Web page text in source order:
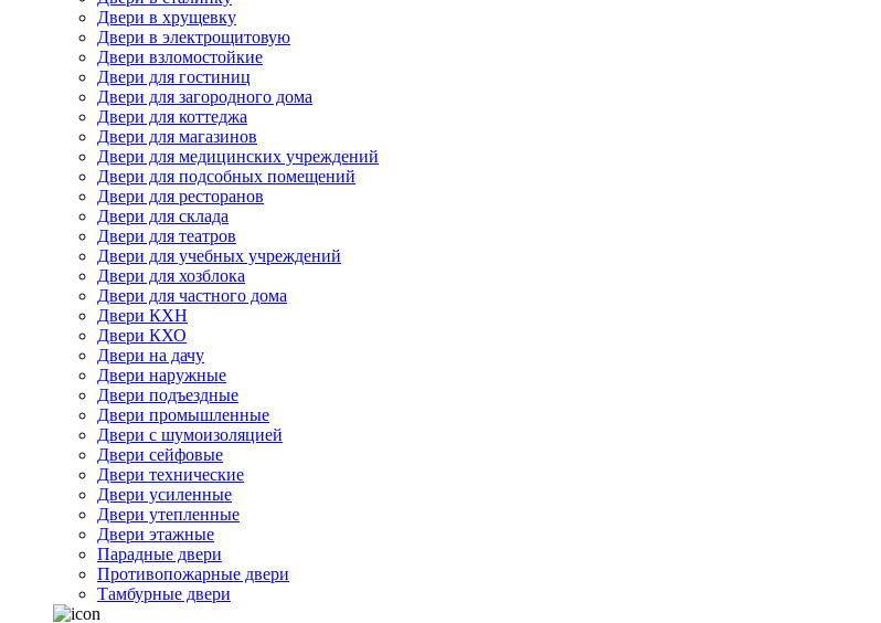
Двери в хрущевку
Двери в электрощитовую
Двери взломостойкие
Двери для гостиниц
Двери для загородного дома
Двери для коттеджа
Двери для магазинов
Двери для медицинских учреждений
Двери для подсобных помещений
Двери для ресторанов
Двери для склада
Двери для театров
Двери для учебных учреждений
Двери для хозблока
Двери для частного дома
Двери КХН
Двери КХО
Двери на дачу
Двери наружные
Двери подъездные
Двери промышленные
Двери с шумоизоляцией
Двери сейфовые
Двери технические
Двери усиленные
Двери утепленные
Двери этажные
Парадные двери
Противопожарные двери
Тамбурные двери